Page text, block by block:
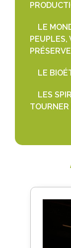
LE
PEUPLES,
LE
LES